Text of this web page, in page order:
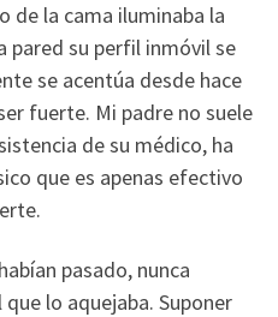
de la cama iluminaba la
pared su perfil inmóvil se
se acentúa desde hace
fuerte. Mi padre no suele
de su médico, ha
que es apenas efectivo
pasado, nunca
lo aquejaba. Suponer